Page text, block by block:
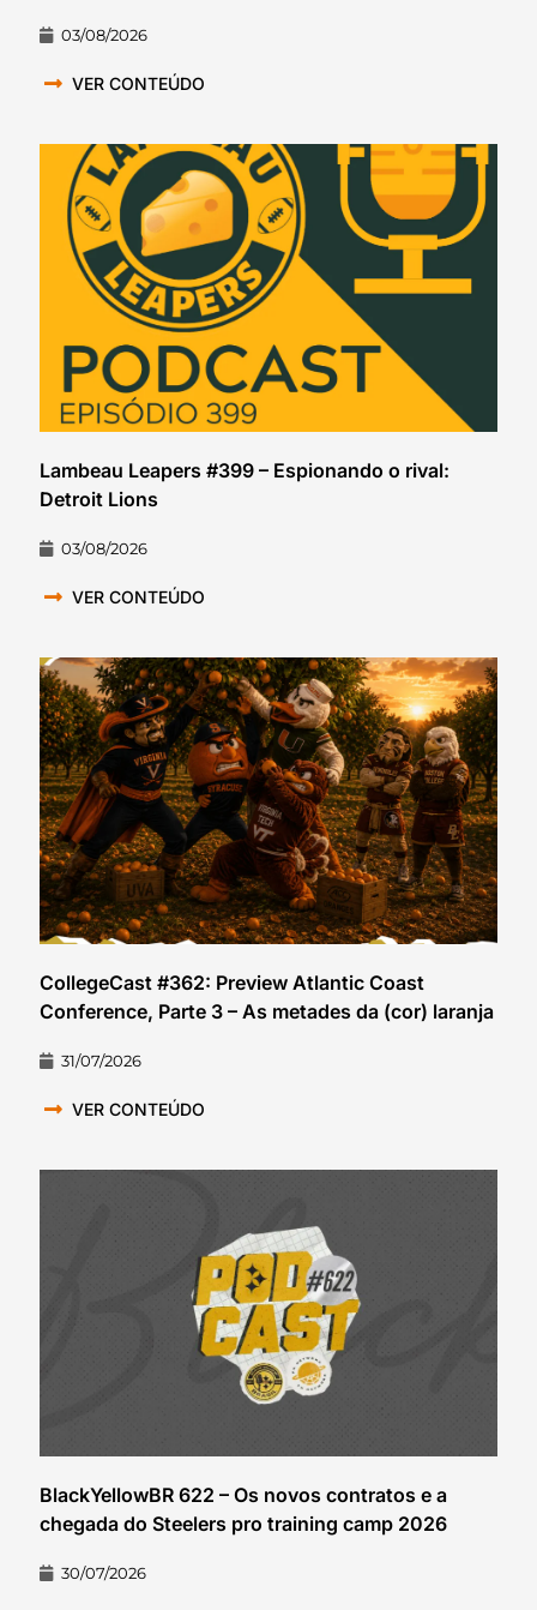
03/08/2026
VER CONTEÚDO
Lambeau Leapers #399 – Espionando o rival:
Detroit Lions
03/08/2026
VER CONTEÚDO
CollegeCast #362: Preview Atlantic Coast
Conference, Parte 3 – As metades da (cor) laranja
31/07/2026
VER CONTEÚDO
BlackYellowBR 622 – Os novos contratos e a
chegada do Steelers pro training camp 2026
30/07/2026